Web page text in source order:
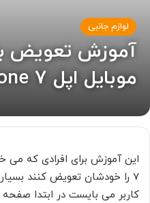
لوازم جانبی
آموزش تعویض
موبایل اپل iPhone 7
این آموزش برای افرادی که می
7 را خودشان تعویض کنند
کاربر می بایست در ابتدا